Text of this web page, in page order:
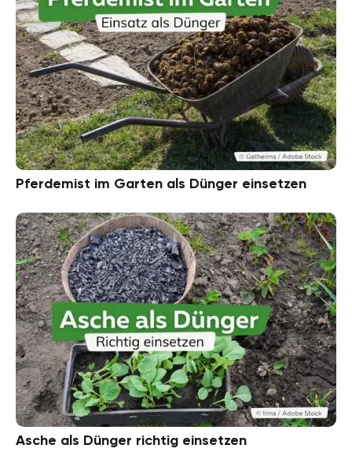
Pferdemist im Garten als Dünger einsetzen
Asche als Dünger richtig einsetzen